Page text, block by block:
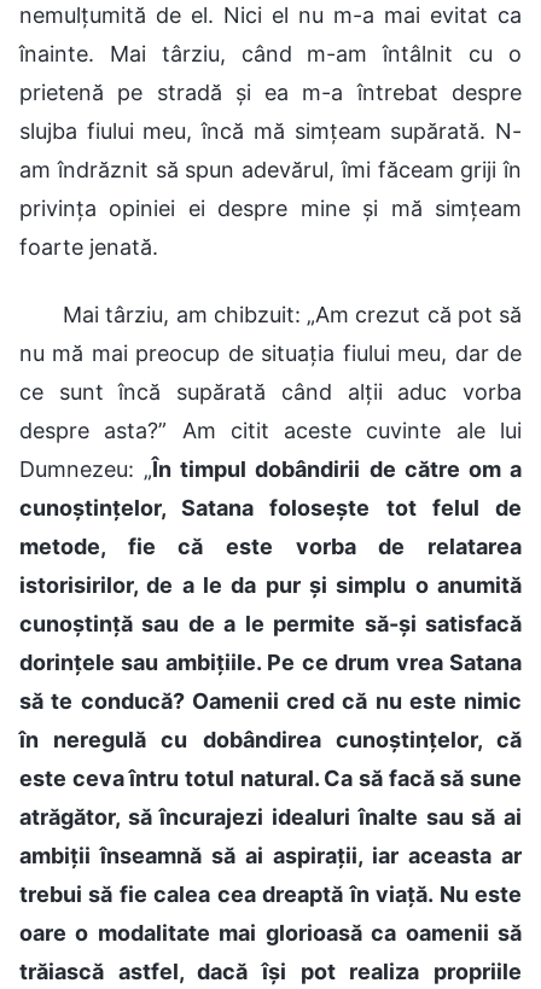
nemulțumită de el. Nici el nu m-a mai evitat ca
înainte. Mai târziu, când m-am întâlnit cu o
prietenă pe stradă și ea m-a întrebat despre
slujba fiului meu, încă mă simțeam supărată. N-
am îndrăznit să spun adevărul, îmi făceam griji în
privința opiniei ei despre mine și mă simțeam
foarte jenată.
Mai târziu, am chibzuit: „Am crezut că pot să
nu mă mai preocup de situația fiului meu, dar de
ce sunt încă supărată când alții aduc vorba
despre asta?” Am citit aceste cuvinte ale lui
Dumnezeu: „În timpul dobândirii de către om a
cunoștințelor, Satana folosește tot felul de
metode, fie că este vorba de relatarea
istorisirilor, de a le da pur și simplu o anumită
cunoștință sau de a le permite să-și satisfacă
dorințele sau ambițiile. Pe ce drum vrea Satana
să te conducă? Oamenii cred că nu este nimic
în neregulă cu dobândirea cunoștințelor, că
este ceva întru totul natural. Ca să facă să sune
atrăgător, să încurajezi idealuri înalte sau să ai
ambiții înseamnă să ai aspirații, iar aceasta ar
trebui să fie calea cea dreaptă în viață. Nu este
oare o modalitate mai glorioasă ca oamenii să
trăiască astfel, dacă își pot realiza propriile